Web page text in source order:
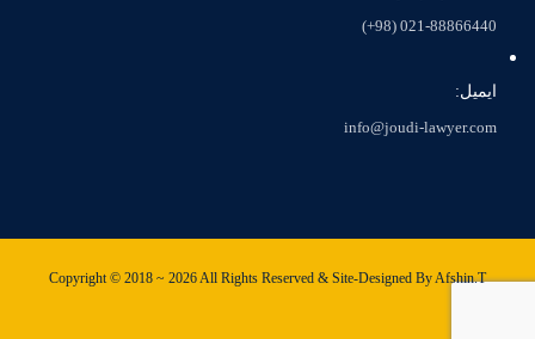
021-88866440 (98+)
ایمیل:
info@joudi-lawyer.com
Copyright © 2018 ~ 2026 All Rights Reserved & Site-Designed By Afshin.T